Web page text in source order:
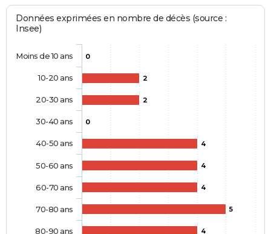
Données exprimées en nombre de décès (source :
Insee)
0
2
2
0
4
4
4
5
4
Moins de 10 ans
10-20 ans
20-30 ans
30-40 ans
40-50 ans
50-60 ans
60-70 ans
70-80 ans
80-90 ans